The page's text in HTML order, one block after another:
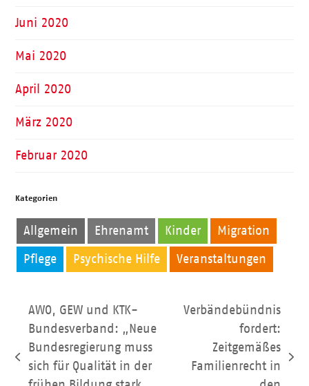
Juni 2020
Mai 2020
April 2020
März 2020
Februar 2020
Kategorien
Allgemein Ehrenamt Kinder Migration
Pflege Psychische Hilfe Veranstaltungen
vorheriger
AWO, GEW und KTK-
Bundesverband: „Neue
Bundesregierung muss
sich für Qualität in der
Nächster
Verbändebündnis
fordert:
Zeitgemäßes
Familienrecht in